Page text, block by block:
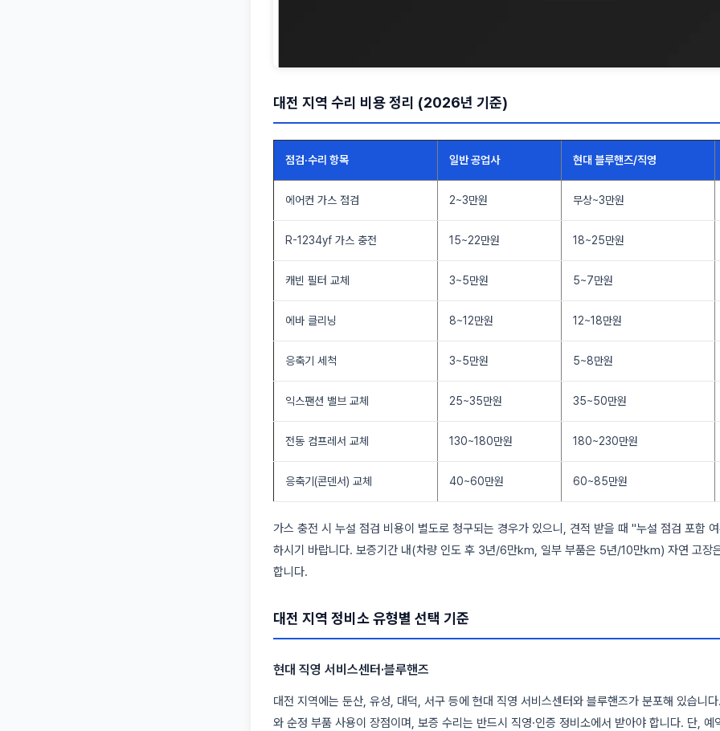
대전 지역 수리 비용 정리 (2026년 기준)
점검·수리 항목 일반 공업사 현대 블루핸즈/직영
에어컨 가스 점검 2~3만원 무상~3만원
R-1234yf 가스 충전 15~22만원 18~25만원
캐빈 필터 교체 3~5만원 5~7만원
에바 클리닝 8~12만원 12~18만원
응축기 세척 3~5만원 5~8만원
익스팬션 밸브 교체 25~35만원 35~50만원
전동 컴프레서 교체 130~180만원 180~230만원
응축기(콘덴서) 교체 40~60만원 60~85만원
가스 충전 시 누설 점검 비용이 별도로 청구되는 경우가 있으니, 견적 받을 때 "누설 점검 포함
하시기 바랍니다. 보증기간 내(차량 인도 후 3년/6만km, 일부 부품은 5년/10만km) 자연 고장
합니다.
대전 지역 정비소 유형별 선택 기준
현대 직영 서비스센터·블루핸즈
대전 지역에는 둔산, 유성, 대덕, 서구 등에 현대 직영 서비스센터와 블루핸즈가 분포해 있습니
와 순정 부품 사용이 장점이며, 보증 수리는 반드시 직영·인증 정비소에서 받아야 합니다. 단, 예